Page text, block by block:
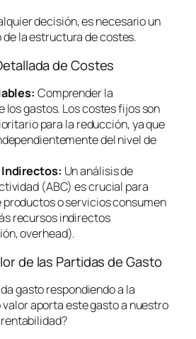
decisión, es necesario un
la estructura de costes.
de Costes
Comprender la
los gastos. Los costes fijos son
para la reducción, ya que
del nivel de
Un análisis de
(ABC) es crucial para
o servicios consumen
recursos indirectos
overhead).
de las Partidas de Gasto
gasto respondiendo a la
valor aporta este gasto a nuestro